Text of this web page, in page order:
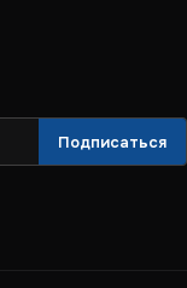
Подписаться